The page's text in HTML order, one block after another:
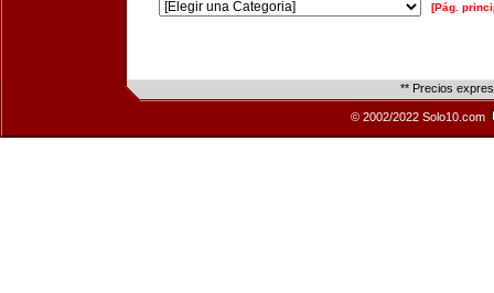
[Pág.
** Precios
© 2002/2022 Solo10.com